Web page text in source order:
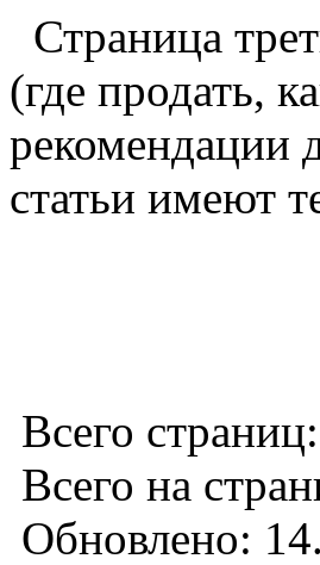
Страница
(где продать,
рекомендации
статьи имеют
Всего
Всего на
Обновлено: